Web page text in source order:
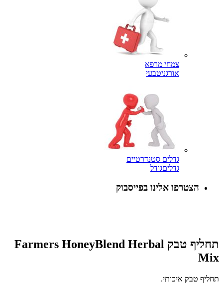
צמחי מרפא
אורגניטבעי
גדלים סטנדרטיים
גדליםגודל
הצטרפו אלינו בפייסבוק
תחליף טבק Farmers HoneyBlend Herbal
Mix
תחליף טבק איכותי.